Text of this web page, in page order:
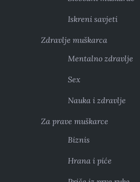
Iskreni savjeti
Zdravlje muškarca
Mentalno zdravlje
Sex
Nauka i zdravlje
Za prave muškarce
Biznis
Hrana i piće